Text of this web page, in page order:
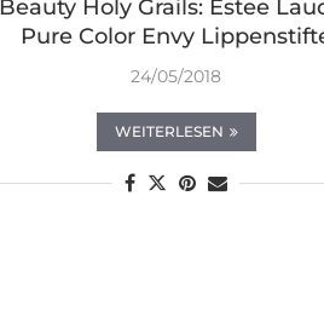
Beauty Holy Grails: Estee
Pure Color Envy
24/05/2018
WEITERLESEN